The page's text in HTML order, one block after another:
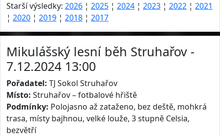
Starší výsledky: 2026 ¦ 2025 ¦ 2024 ¦ 2023 ¦ 2022 ¦ 2021
¦ 2020 ¦ 2019 ¦ 2018 ¦ 2017
Mikulášský lesní běh Struhařov -
7.12.2024 13:00
Pořadatel: TJ Sokol Struhařov
Místo: Struhařov – fotbalové hřiště
Podmínky: Polojasno až zataženo, bez deště, mohkrá
trasa, místy bajhnou, velké louže, 3 stupně Celsia,
bezvětří